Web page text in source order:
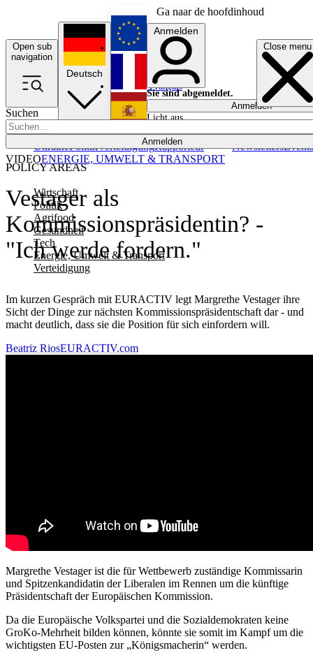
Ga naar de hoofdinhoud
Open sub
navigation
Close menu
Suchen
Anmelden
POLICY AREAS
Wirtschaft
Politik
Agrifood
Gesundheit
Tech
Energie, Umwelt & Transport
Verteidigung
UkrainePolitikVerteidigungRapporteur NewslettersEvents
Deutsch
English
Français
Anmelden
Sie sind abgemeldet.
Anmelden
Licht aus
Vestager als
Kommissionspräsidentin? -
"Ich werde fordern."
Im kurzen Gespräch mit EURACTIV legt Margrethe Vestager ihre
Sicht der Dinge zur nächsten Kommissionspräsidentschaft dar - und
macht deutlich, dass sie die Position für sich einfordern will.
VIDEOENERGIE, UMWELT & TRANSPORT
Beatriz RiosEURACTIV.com
Margrethe Vestager ist die für Wettbewerb zuständige Kommissarin
und Spitzenkandidatin der Liberalen im Rennen um die künftige
Präsidentschaft der Europäischen Kommission.
Da die Europäische Volkspartei und die Sozialdemokraten keine
GroKo-Mehrheit bilden können, könnte sie somit im Kampf um die
wichtigsten EU-Posten zur „Königsmacherin“ werden.